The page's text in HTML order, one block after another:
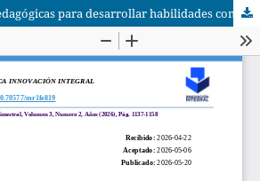
Estrategias psicopedagógicas para desarrollar habilidades comunicativas en niños con trastorno del espectro autista (TEA)